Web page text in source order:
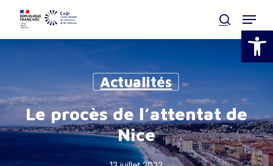
Ouvrir
Skip
main
search
Menu
Actualités
Le procès de l’attentat de
Nice